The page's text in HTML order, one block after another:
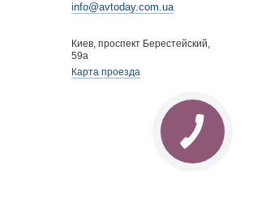
info@avtoday.com.ua
Киев, проспект Берестейский,
59а
Карта проезда